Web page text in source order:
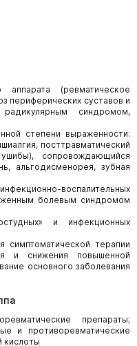
аппарата (ревматическое
периферических суставов и
синдромом,
степени выраженности:
посттравматический
сопровождающийся
альгодисменорея, зубная
воспалительных
болевым синдромом
и инфекционных
терапии
и снижения повышенной
основного заболевания
препараты;
и противоревматические
кислоты